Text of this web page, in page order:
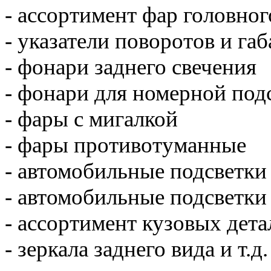
- ассортимент фар
- указатели поворотов и
- фонари заднего свечения
- фонари для номерной
- фары с мигалкой
- фары противотуманные
- автомобильные
- автомобильные
- ассортимент кузовых
- зеркала заднего вида и т.д.